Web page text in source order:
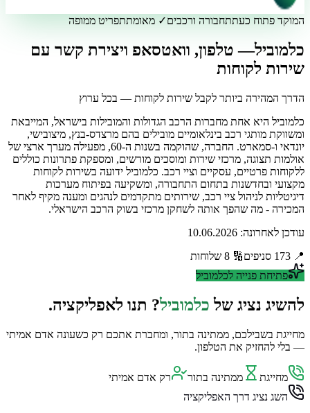
המוקד פתוח כעתתחבורה ורכבים✓ מאומתתפריט ממופה
כלמוביל— טלפון, וואטסאפ ויצירת קשר עם
שירות לקוחות
הדרך המהירה ביותר לקבל שירות לקוחות — בכל ערוץ
כלמוביל היא אחת מחברות הרכב הגדולות והמובילות בישראל, המייבאת
ומשווקת מותגי רכב בינלאומיים מובילים בהם מרצדס-בנץ, מיצובישי,
יונדאי ו-סמארט. החברה, שהוקמה בשנות ה-60, מפעילה מערך ארצי של
אולמות תצוגה, מרכזי שירות ומוסכים מורשים, ומספקת פתרונות כוללים
ללקוחות פרטיים, עסקיים וציי רכב. כלמוביל ידועה בשירות לקוחות
מקצועי ובחדשנות בתחום התחבורה, ומשקיעה בפיתוח מערכות
דיגיטליות לניהול ציי רכב, שירותים מתקדמים לנהגים ומענה מקיף לאחר
המכירה - מה שהפך אותה לשחקן מרכזי בשוק הרכב הישראלי.
עודכן לאחרונה: 10.06.2026
📍
173 סניפים🔢
8 שלוחות
פתיחת פנייה לכלמוביל
להשיג נציג של כלמוביל? תנו לאפליקציה.
מחייגת בשבילכם, ממתינה בתור, ומחברת אתכם רק כשעונה אדם אמיתי
— בלי להחזיק את הטלפון.
מחייגת ממתינה בתור
רק אדם אמיתי
השג נציג דרך האפליקציה